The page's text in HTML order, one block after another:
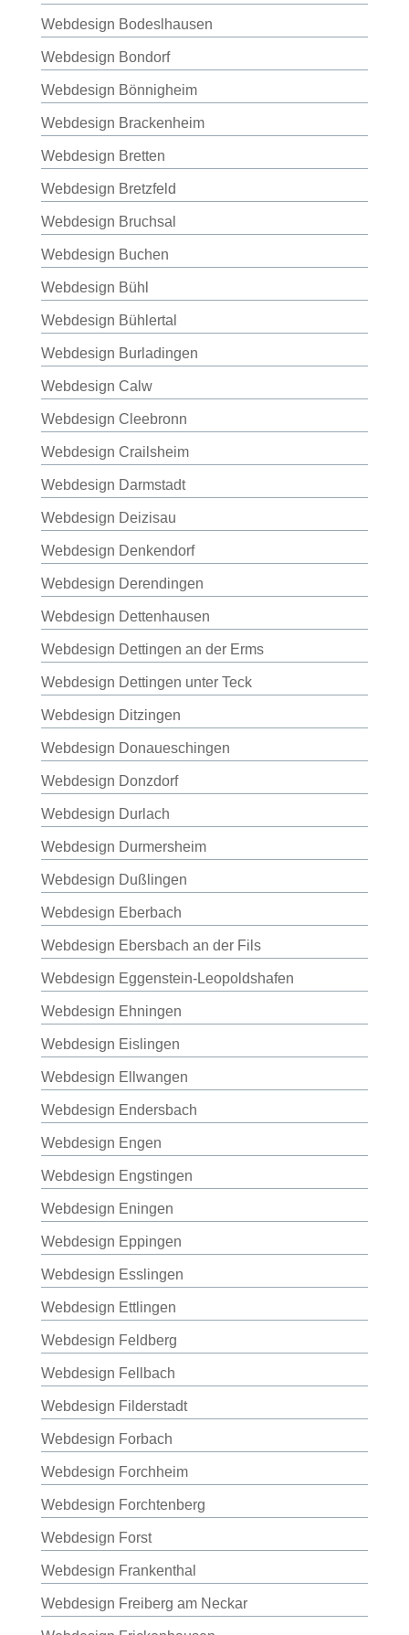
Webdesign Bodeslhausen
Webdesign Bondorf
Webdesign Bönnigheim
Webdesign Brackenheim
Webdesign Bretten
Webdesign Bretzfeld
Webdesign Bruchsal
Webdesign Buchen
Webdesign Bühl
Webdesign Bühlertal
Webdesign Burladingen
Webdesign Calw
Webdesign Cleebronn
Webdesign Crailsheim
Webdesign Darmstadt
Webdesign Deizisau
Webdesign Denkendorf
Webdesign Derendingen
Webdesign Dettenhausen
Webdesign Dettingen an der Erms
Webdesign Dettingen unter Teck
Webdesign Ditzingen
Webdesign Donaueschingen
Webdesign Donzdorf
Webdesign Durlach
Webdesign Durmersheim
Webdesign Dußlingen
Webdesign Eberbach
Webdesign Ebersbach an der Fils
Webdesign Eggenstein-Leopoldshafen
Webdesign Ehningen
Webdesign Eislingen
Webdesign Ellwangen
Webdesign Endersbach
Webdesign Engen
Webdesign Engstingen
Webdesign Eningen
Webdesign Eppingen
Webdesign Esslingen
Webdesign Ettlingen
Webdesign Feldberg
Webdesign Fellbach
Webdesign Filderstadt
Webdesign Forbach
Webdesign Forchheim
Webdesign Forchtenberg
Webdesign Forst
Webdesign Frankenthal
Webdesign Freiberg am Neckar